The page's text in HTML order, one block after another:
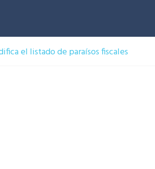
el listado de paraísos fiscales